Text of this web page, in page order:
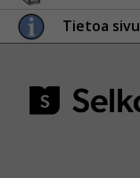
Tietoa